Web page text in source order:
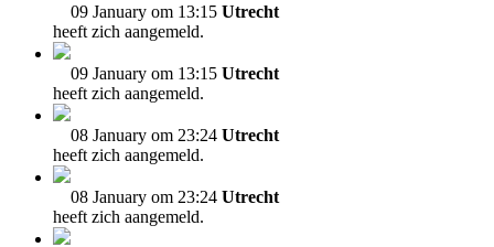
09 January om 13:15 Utrecht
heeft zich aangemeld.
09 January om 13:15 Utrecht
heeft zich aangemeld.
08 January om 23:24 Utrecht
heeft zich aangemeld.
08 January om 23:24 Utrecht
heeft zich aangemeld.